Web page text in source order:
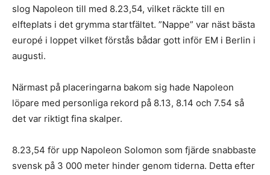
slog Napoleon till med 8.23,54, vilket räckte till en
elfteplats i det grymma startfältet. ”Nappe” var näst bästa
europé i loppet vilket förstås bådar gott inför EM i Berlin i
augusti.
Närmast på placeringarna bakom sig hade Napoleon
löpare med personliga rekord på 8.13, 8.14 och 7.54 så
det var riktigt fina skalper.
8.23,54 för upp Napoleon Solomon som fjärde snabbaste
svensk på 3 000 meter hinder genom tiderna. Detta efter